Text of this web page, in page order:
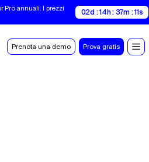
Pro annuali. I prezzi
02d : 14h : 37m : 10s
Prenota una demo Prova gratis